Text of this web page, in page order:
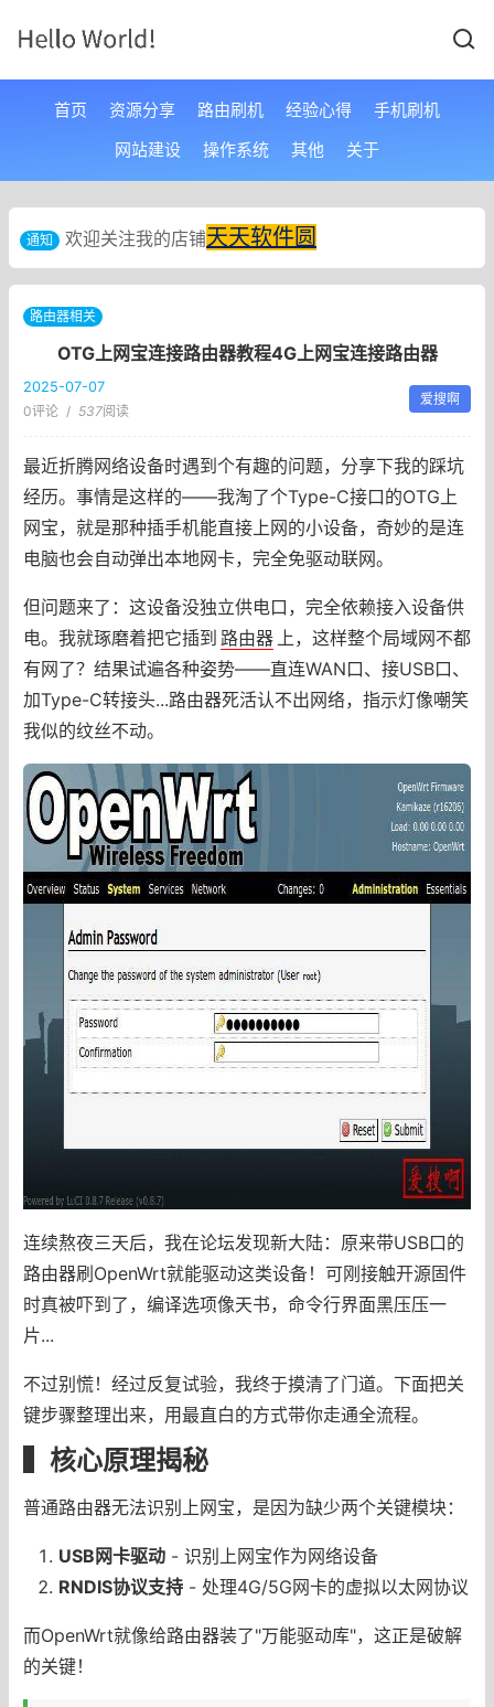
首页 资源分享 路由刷机 经验心得
手机刷机
网站建设
操作系统 其他 关于
通知 欢迎关注我的店铺天天软件圆
路由器相关
OTG上网宝连接路由器教程4G上网宝连接路由器
2025-07-07
0评论 / 537阅读
爱搜啊
最近折腾网络设备时遇到个有趣的问题，分享下我的踩坑
经历。事情是这样的——我淘了个Type-C接口的OTG上
网宝，就是那种插手机能直接上网的小设备，奇妙的是连
电脑也会自动弹出本地网卡，完全免驱动联网。
但问题来了：这设备没独立供电口，完全依赖接入设备供
电。我就琢磨着把它插到 路由器 上，这样整个局域网不都
有网了？结果试遍各种姿势——直连WAN口、接USB口、
加Type-C转接头...路由器死活认不出网络，指示灯像嘲笑
我似的纹丝不动。
连续熬夜三天后，我在论坛发现新大陆：原来带USB口的
路由器刷OpenWrt就能驱动这类设备！可刚接触开源固件
时真被吓到了，编译选项像天书，命令行界面黑压压一
片...
不过别慌！经过反复试验，我终于摸清了门道。下面把关
键步骤整理出来，用最直白的方式带你走通全流程。
▍核心原理揭秘
普通路由器无法识别上网宝，是因为缺少两个关键模块：
USB网卡驱动- 识别上网宝作为网络设备
RNDIS协议支持- 处理4G/5G网卡的虚拟以太网协议
而OpenWrt就像给路由器装了"万能驱动库"，这正是破解
的关键！